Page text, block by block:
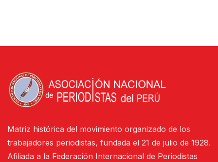
Matriz histórica del movimiento organizado de los
trabajadores periodistas, fundada el 21 de julio de 1928.
Afiliada a la Federación Internacional de Periodistas